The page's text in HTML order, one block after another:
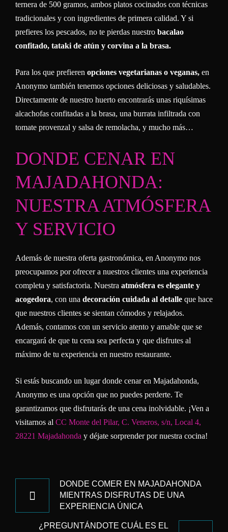
ternera de 500 gramos, ambos platos cocinados con técnicas
tradicionales y con ingredientes de primera calidad. Y si
prefieres los pescados, no te pierdas nuestro bacalao
confitado, tataki de atún y corvina a la brasa.
Para los que prefieren opciones vegetarianas o veganas, en
Anonymo también tenemos opciones deliciosas y saludables.
Directamente de nuestro huerto encontrarás unas riquísimas
alcachofas confitadas a la brasa, una burrata infiltrada con
tomate provenzal y salsa de remolacha, y mucho más…
DONDE CENAR EN
MAJADAHONDA:
NUESTRA ATMÓSFERA
Y SERVICIO
Además de nuestra oferta gastronómica, en Anonymo nos
preocupamos por ofrecer a nuestros clientes una experiencia
completa y satisfactoria. Nuestra atmósfera es elegante y
acogedora, con una decoración cuidada al detalle que hace
que nuestros clientes se sientan cómodos y relajados.
Además, contamos con un servicio atento y amable que se
encargará de que tu cena sea perfecta y que disfrutes al
máximo de tu experiencia en nuestro restaurante.
Si estás buscando un lugar donde cenar en Majadahonda,
Anonymo es una opción que no puedes perderte. Te
garantizamos que disfrutarás de una cena inolvidable. ¡Ven a
visitarnos al CC Monte del Pilar, C. Veneros, s/n, Local 4,
28221 Majadahonda y déjate sorprender por nuestra cocina!
DE
ENTRADAS
DONDE COMER EN MAJADAHONDA
MIENTRAS DISFRUTAS DE UNA
EXPERIENCIA ÚNICA
¿PREGUNTÁNDOTE CUÁL ES EL